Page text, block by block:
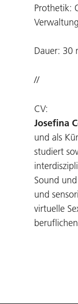
Prothetik:
Dauer: 30
//
CV:
Josefina
und als
studiert
Sound
und
virtuelle